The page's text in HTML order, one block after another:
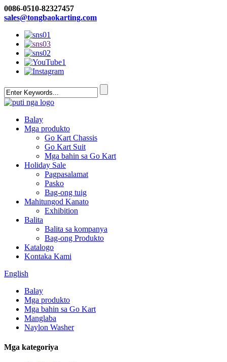
0086-0510-82327457
sales@tongbaokarting.com
Balay
Mga produkto
Go Kart Chassis
Go Kart Suit
Mga bahin sa Go Kart
Holiday Sale
Pagpasalamat
Pasko
Bag-ong tuig
Mahitungod Kanato
Exhibition
Balita
Balita sa kompanya
Bag-ong Produkto
Katalogo
Kontaka Kami
English
Balay
Mga produkto
Mga bahin sa Go Kart
Manglaba
Naylon Washer
Mga kategoriya